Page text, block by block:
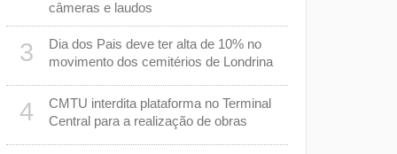
câmeras e laudos
3
Dia dos Pais deve ter alta de 10% no
movimento dos cemitérios de Londrina
4
CMTU interdita plataforma no Terminal
Central para a realização de obras